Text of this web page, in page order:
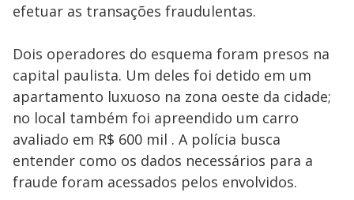
efetuar as transações fraudulentas.
Dois operadores do esquema foram presos na
capital paulista. Um deles foi detido em um
apartamento luxuoso na zona oeste da cidade;
no local também foi apreendido um carro
avaliado em R$ 600 mil . A polícia busca
entender como os dados necessários para a
fraude foram acessados pelos envolvidos.